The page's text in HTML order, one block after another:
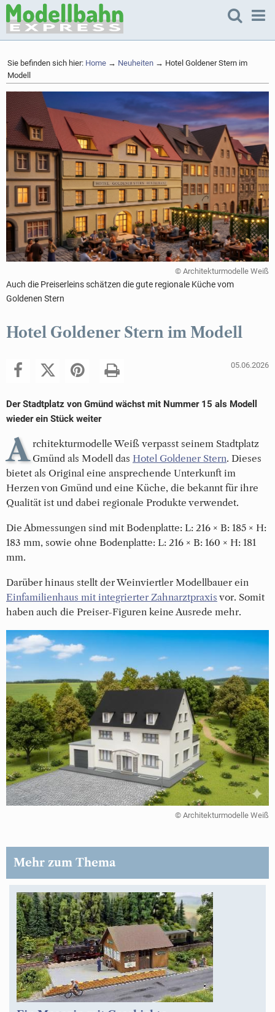
Sie befinden sich hier: Home → Neuheiten → Hotel Goldener Stern im
Modell
© Architekturmodelle Weiß
Auch die Preiserleins schätzen die gute regionale Küche vom
Goldenen Stern
Hotel Goldener Stern im Modell
05.06.2026
Der Stadtplatz von Gmünd wächst mit Nummer 15 als Modell
wieder ein Stück weiter
A rchitekturmodelle Weiß verpasst seinem Stadtplatz
Gmünd als Modell das Hotel Goldener Stern. Dieses
bietet als Original eine ansprechende Unterkunft im
Herzen von Gmünd und eine Küche, die bekannt für ihre
Qualität ist und dabei regionale Produkte verwendet.
Die Abmessungen sind mit Bodenplatte: L: 216 × B: 185 × H:
183 mm, sowie ohne Bodenplatte: L: 216 × B: 160 × H: 181
mm.
Darüber hinaus stellt der Weinviertler Modellbauer
Einfamilienhaus mit integrierter Zahnarztpraxis vor. Somit
haben auch die Preiser-Figuren keine Ausrede mehr.
© Architekturmodelle Weiß
Mehr zum Thema